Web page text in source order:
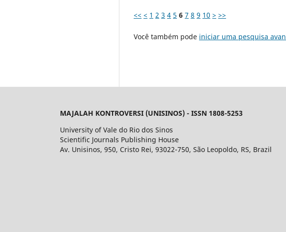
<< < 1 2 3 4 5 6 7 8 9 10 > >>
Você também pode iniciar uma pesquisa
MAJALAH KONTROVERSI (UNISINOS) - ISSN 1808-5253
University of Vale do Rio dos Sinos
Scientific Journals Publishing House
Av. Unisinos, 950, Cristo Rei, 93022-750, São Leopoldo, RS, Brazil